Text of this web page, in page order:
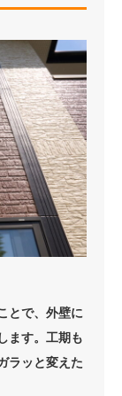
とで、外壁に
ます。工期も
ラッと変えた